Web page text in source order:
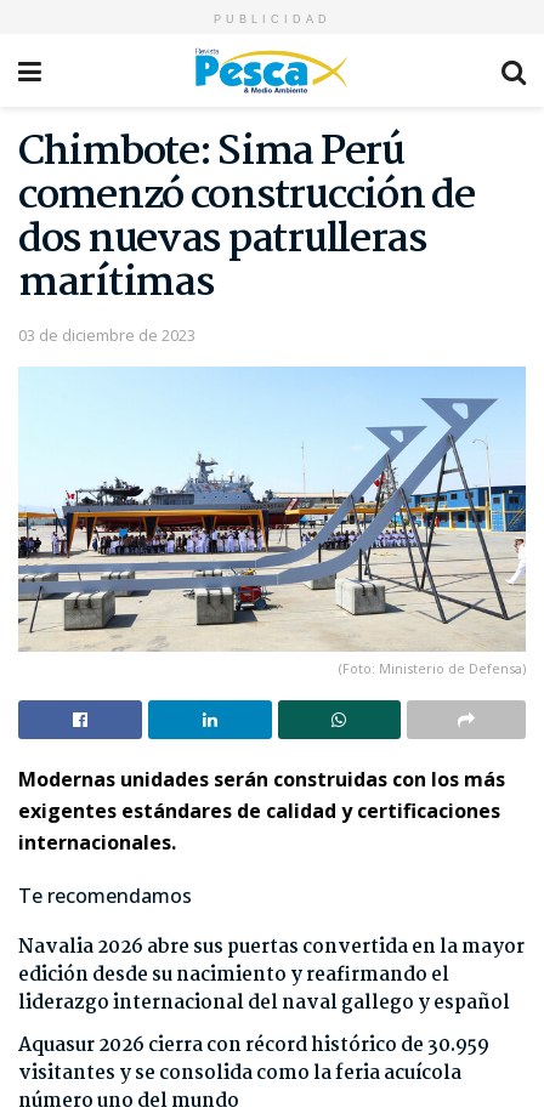
PUBLICIDAD
Chimbote: Sima Perú
comenzó construcción de
dos nuevas patrulleras
marítimas
03 de diciembre de 2023
(Foto: Ministerio de Defensa)
Modernas unidades serán construidas con los más
exigentes estándares de calidad y certificaciones
internacionales.
Te recomendamos
Navalia 2026 abre sus puertas convertida en la mayor
edición desde su nacimiento y reafirmando el
liderazgo internacional del naval gallego y español
Aquasur 2026 cierra con récord histórico de 30.959
visitantes y se consolida como la feria acuícola
número uno del mundo